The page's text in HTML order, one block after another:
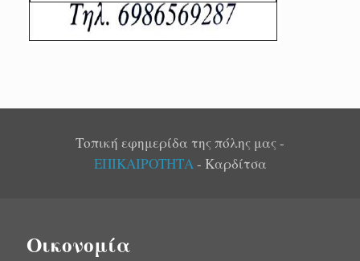
Τοπική εφημερίδα της πόλης μας -
ΕΠΙΚΑΙΡΟΤΗΤΑ- Καρδίτσα
Οικονομία